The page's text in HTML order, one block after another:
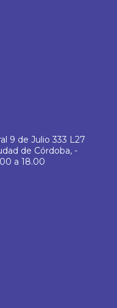
9 de Julio 333 L27
de Córdoba, -
a 18.00